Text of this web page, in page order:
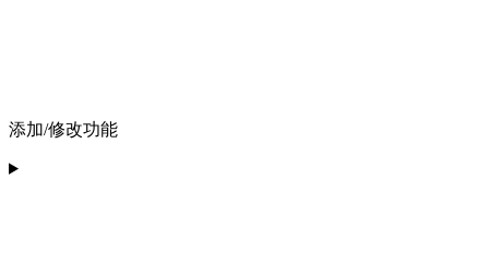
添加/修改功能